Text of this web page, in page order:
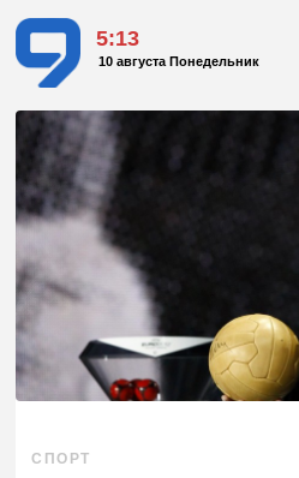
5:13
10 августа Понедельник
СПОРТ